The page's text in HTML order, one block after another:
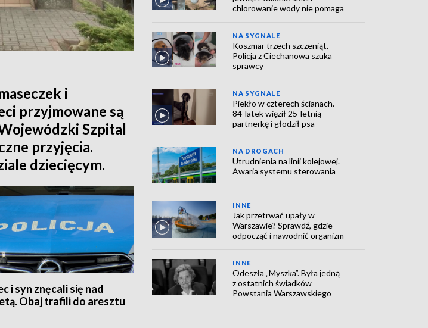
i
przyjmowane są
Szpital
przyjęcia.
dziecięcym.
i syn znęcali się nad
Obaj trafili do aresztu
chlorowanie wody nie pomaga
NA SYGNALE
Koszmar trzech szczeniąt.
Policja z Ciechanowa szuka
sprawcy
NA SYGNALE
Piekło w czterech ścianach.
84-latek więził 25-letnią
partnerkę i głodził psa
NA DROGACH
Utrudnienia na linii kolejowej.
Awaria systemu sterowania
INNE
Jak przetrwać upały w
Warszawie? Sprawdź, gdzie
odpocząć i nawodnić organizm
INNE
Odeszła „Myszka”. Była jedną
z ostatnich świadków
Powstania Warszawskiego